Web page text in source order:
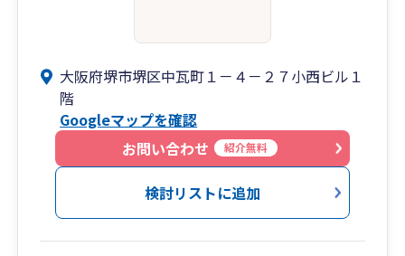
大阪府堺市堺区中瓦町１－４－２７小西ビル１
階
Googleマップを確認
お問い合わせ
紹介無料
検討リストに追加